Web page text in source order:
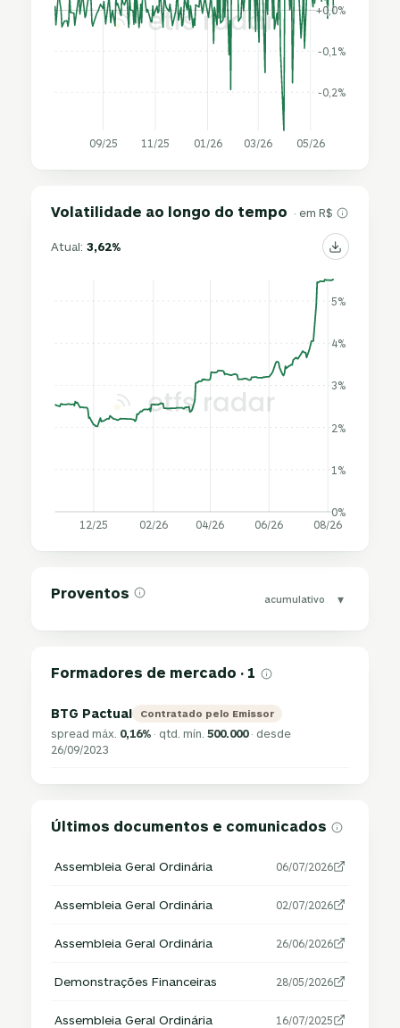
-0,2%
-0,1%
+0,0%
09/25 11/25 01/26 03/26 05/26
Volatilidade ao longo do tempo · em R$
Atual:3,62%
0%
1%
2%
3%
4%
5%
12/25 02/26 04/26 06/26 08/26
Proventos acumulativo ▾
Formadores de mercado · 1
BTG Pactual Contratado pelo Emissor
spread máx. 0,16% · qtd. mín.500.000· desde
26/09/2023
Últimos documentos e comunicados
Assembleia Geral Ordinária 06/07/2026
Assembleia Geral Ordinária 02/07/2026
Assembleia Geral Ordinária 26/06/2026
Demonstrações Financeiras 28/05/2026
Assembleia Geral Ordinária 16/07/2025